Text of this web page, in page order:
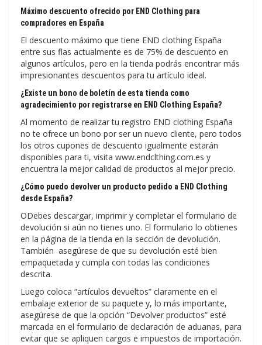
Máximo descuento ofrecido por END Clothing para
compradores en España
El descuento máximo que tiene END clothing España
entre sus flas actualmente es de 75% de descuento en
algunos artículos, pero en la tienda podrás encontrar más
impresionantes descuentos para tu artículo ideal.
¿Existe un bono de boletín de esta tienda como
agradecimiento por registrarse en END Clothing España?
Al momento de realizar tu registro END clothing España
no te ofrece un bono por ser un nuevo cliente, pero todos
los otros cupones de descuento igualmente estarán
disponibles para ti, visita www.endclthing.com.es y
encuentra la mejor calidad de productos al mejor precio.
¿Cómo puedo devolver un producto pedido a END Clothing
desde España?
ODebes descargar, imprimir y completar el formulario de
devolución si aún no tienes uno. El formulario lo obtienes
en la página de la tienda en la sección de devolución.
También asegúrese de que su devolución esté bien
empaquetada y cumpla con todas las condiciones
descrita.
Luego coloca “artículos devueltos” claramente en el
embalaje exterior de su paquete y, lo más importante,
asegúrese de que la opción “Devolver productos” esté
marcada en el formulario de declaración de aduanas, para
evitar que se apliquen cargos e impuestos de importación.